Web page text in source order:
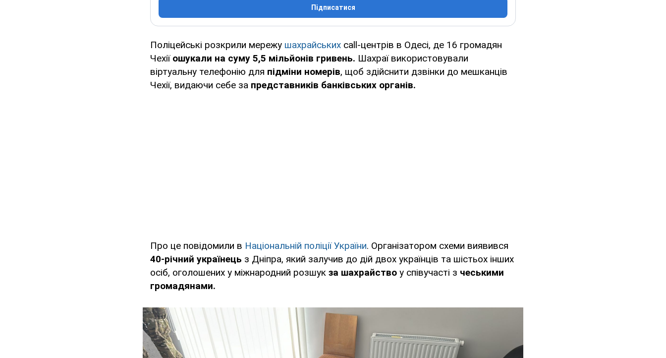
Підписатися
Поліцейські розкрили мережу шахрайських call-центрів в Одесі, де 16 громадян
Чехії ошукали на суму 5,5 мільйонів гривень. Шахраї використовували
віртуальну телефонію для підміни номерів, щоб здійснити дзвінки до мешканців
Чехії, видаючи себе за представників банківських органів.
Про це повідомили в Національній поліції України. Організатором схеми виявився
40-річний українець з Дніпра, який залучив до дій двох українців та шістьох інших
осіб, оголошених у міжнародний розшук за шахрайство у співучасті з чеськими
громадянами.